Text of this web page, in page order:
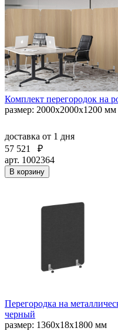
Комплект перегородок на
размер: 2000x2000x1200 мм
доставка от 1 дня
57 521
₽
арт. 1002364
В корзину
Перегородка на
черный
размер: 1360x18x1800 мм